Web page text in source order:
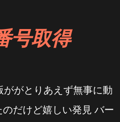
の記事 そりゃ無いぜ
DBの実装を始めた(ま
けど・・・・途中でそう
doxygenをアップデー
号取得
がとりあえず無事に動
だけど嬉しい発見 バー